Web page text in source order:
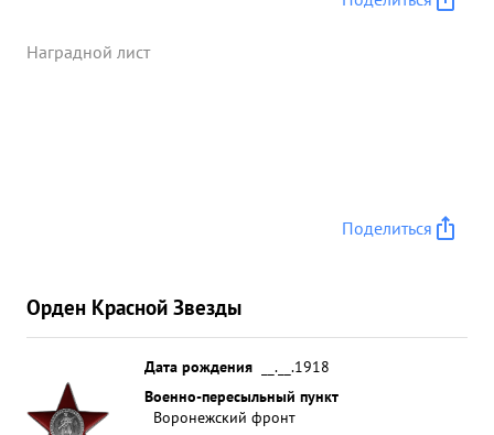
Наградной лист
Поделиться
Орден Красной Звезды
Дата рождения
__.__.1918
Военно-пересыльный пункт
Воронежский фронт